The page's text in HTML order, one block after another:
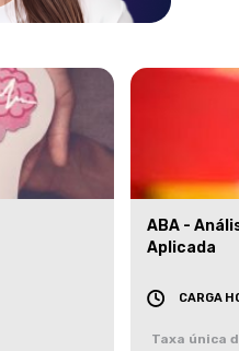
ABA -
Aplicada
CARGA
Taxa única